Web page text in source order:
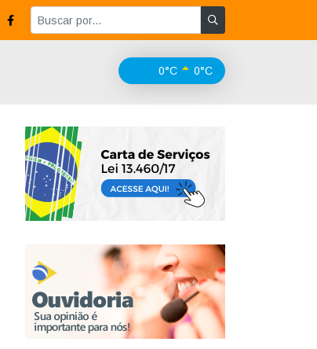
0°C 0°C